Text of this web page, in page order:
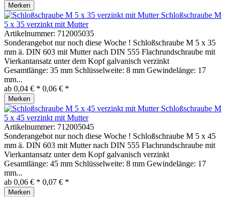
Merken
Schloßschraube M
5 x 35 verzinkt mit Mutter
Artikelnummer: 712005035
Sonderangebot nur noch diese Woche ! Schloßschraube M 5 x 35
mm ä. DIN 603 mit Mutter nach DIN 555 Flachrundschraube mit
Vierkantansatz unter dem Kopf galvanisch verzinkt
Gesamtlänge: 35 mm Schlüsselweite: 8 mm Gewindelänge: 17
mm...
ab 0,04 € * 0,06 € *
Merken
Schloßschraube M
5 x 45 verzinkt mit Mutter
Artikelnummer: 712005045
Sonderangebot nur noch diese Woche ! Schloßschraube M 5 x 45
mm ä. DIN 603 mit Mutter nach DIN 555 Flachrundschraube mit
Vierkantansatz unter dem Kopf galvanisch verzinkt
Gesamtlänge: 45 mm Schlüsselweite: 8 mm Gewindelänge: 17
mm...
ab 0,06 € * 0,07 € *
Merken